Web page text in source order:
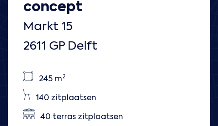
concept
Markt 15
2611 GP Delft
245 m2
140 zitplaatsen
40 terras zitplaatsen